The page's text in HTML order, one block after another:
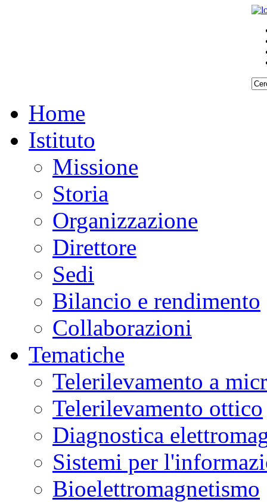
Home
Istituto
Missione
Storia
Organizzazione
Direttore
Sedi
Bilancio e rendimento
Collaborazioni
Tematiche
Telerilevamento a
Telerilevamento ottico
Diagnostica
Sistemi per
Bioelettromagnetismo